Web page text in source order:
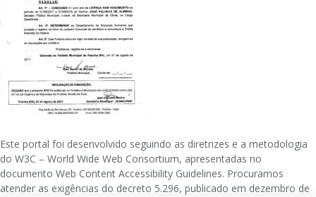
Este portal foi desenvolvido seguindo as diretrizes e a metodologia
do W3C – World Wide Web Consortium, apresentadas no
documento Web Content Accessibility Guidelines. Procuramos
atender as exigências do decreto 5.296, publicado em dezembro de